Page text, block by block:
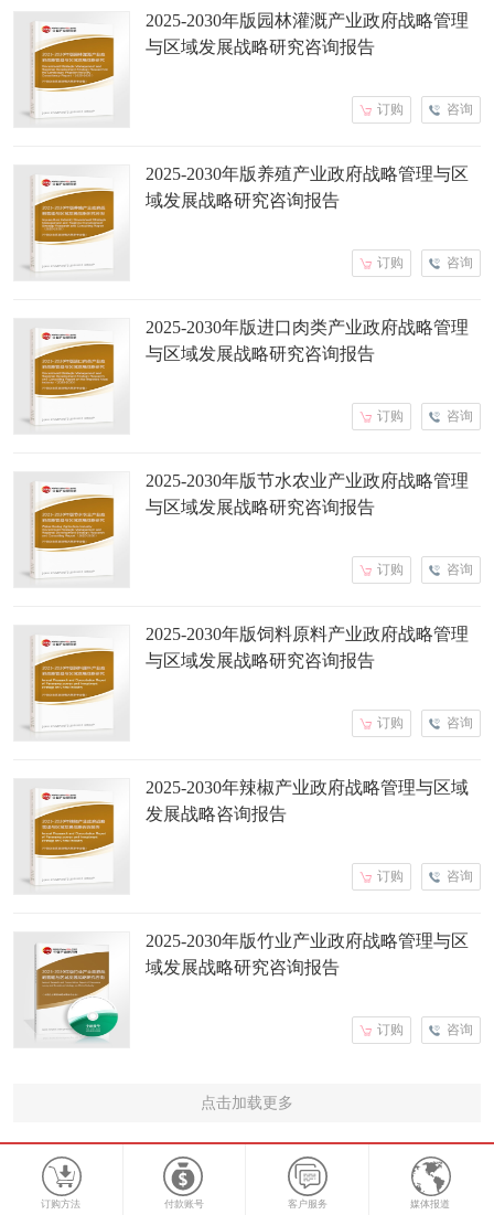
2025-2030年版园林灌溉产业政府战略管理
与区域发展战略研究咨询报告
咨询
订购
2025-2030年版养殖产业政府战略管理与区
域发展战略研究咨询报告
咨询
订购
2025-2030年版进口肉类产业政府战略管理
与区域发展战略研究咨询报告
咨询
订购
2025-2030年版节水农业产业政府战略管理
与区域发展战略研究咨询报告
咨询
订购
2025-2030年版饲料原料产业政府战略管理
与区域发展战略研究咨询报告
咨询
订购
2025-2030年辣椒产业政府战略管理与区域
发展战略咨询报告
咨询
订购
2025-2030年版竹业产业政府战略管理与区
域发展战略研究咨询报告
咨询
订购
点击加载更多
订购方法 付款账号 客户服务 媒体报道